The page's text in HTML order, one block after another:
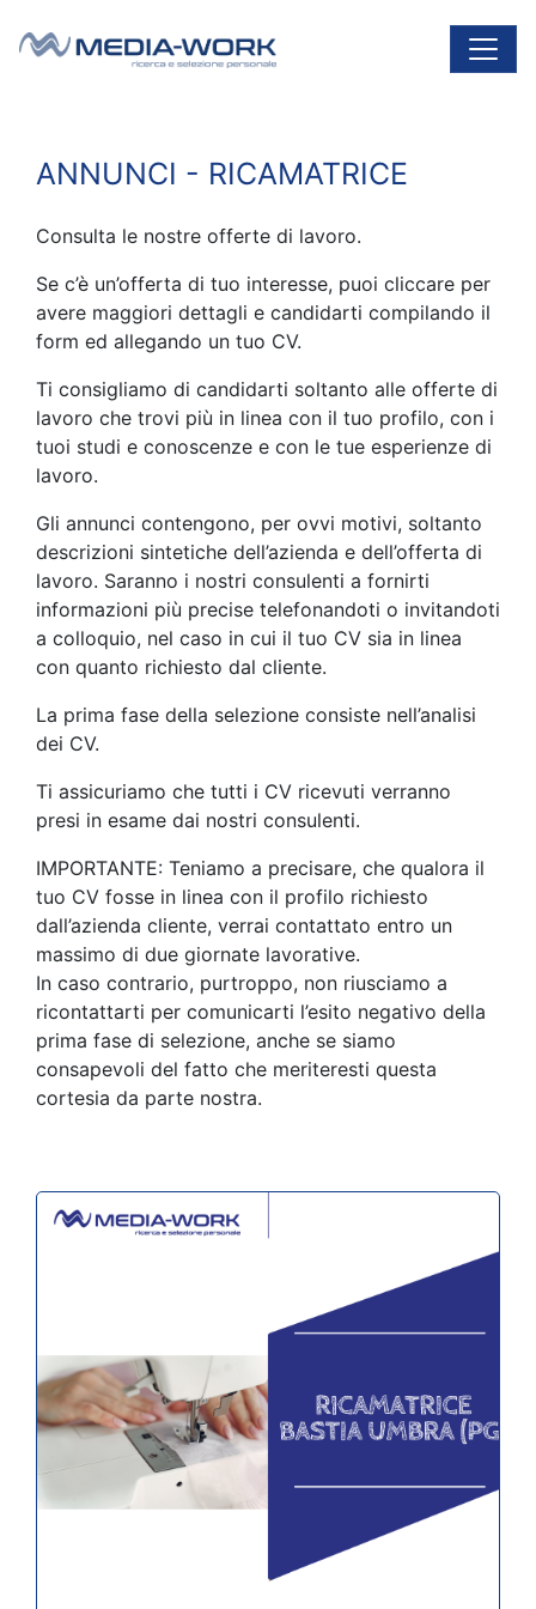
Navigazione principale
ANNUNCI - RICAMATRICE
Consulta le nostre offerte di lavoro.
Se c’è un’offerta di tuo interesse, puoi cliccare per
avere maggiori dettagli e candidarti compilando il
form ed allegando un tuo CV.
Ti consigliamo di candidarti soltanto alle offerte di
lavoro che trovi più in linea con il tuo profilo, con i
tuoi studi e conoscenze e con le tue esperienze di
lavoro.
Gli annunci contengono, per ovvi motivi, soltanto
descrizioni sintetiche dell’azienda e dell’offerta di
lavoro. Saranno i nostri consulenti a fornirti
informazioni più precise telefonandoti o invitandoti
a colloquio, nel caso in cui il tuo CV sia in linea
con quanto richiesto dal cliente.
La prima fase della selezione consiste nell’analisi
dei CV.
Ti assicuriamo che tutti i CV ricevuti verranno
presi in esame dai nostri consulenti.
IMPORTANTE: Teniamo a precisare, che qualora il
tuo CV fosse in linea con il profilo richiesto
dall’azienda cliente, verrai contattato entro un
massimo di due giornate lavorative.
In caso contrario, purtroppo, non riusciamo a
ricontattarti per comunicarti l’esito negativo della
prima fase di selezione, anche se siamo
consapevoli del fatto che meriteresti questa
cortesia da parte nostra.